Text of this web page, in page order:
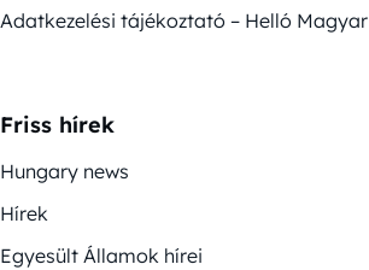
Adatkezelési tájékoztató – Helló Magyar
Friss hírek
Hungary news
Hírek
Egyesült Államok hírei